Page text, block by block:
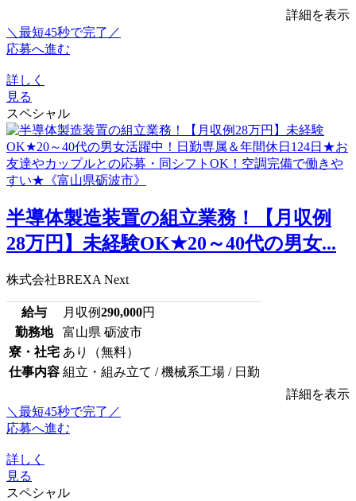
詳細を表示
＼最短45秒で完了／
応募へ進む
詳しく
見る
スペシャル
半導体製造装置の組立業務！【月収例
28万円】未経験OK★20～40代の男女...
株式会社BREXA Next
給与 月収例290,000円
勤務地
富山県 砺波市
寮・社宅 あり（無料）
仕事内容 組立・組み立て / 機械系工場 / 日勤
詳細を表示
＼最短45秒で完了／
応募へ進む
詳しく
見る
スペシャル